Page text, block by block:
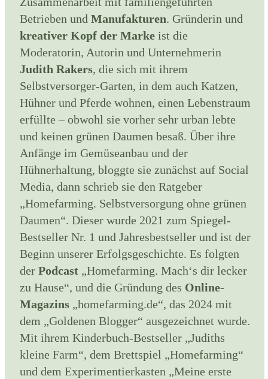
Betrieben und Manufakturen. Gründerin und
kreativer Kopf der Marke ist die
Moderatorin, Autorin und Unternehmerin
Judith Rakers, die sich mit ihrem
Selbstversorger-Garten, in dem auch Katzen,
Hühner und Pferde wohnen, einen Lebenstraum
erfüllte – obwohl sie vorher sehr urban lebte
und keinen grünen Daumen besaß. Über ihre
Anfänge im Gemüseanbau und der
Hühnerhaltung, bloggte sie zunächst auf Social
Media, dann schrieb sie den Ratgeber
„Homefarming. Selbstversorgung ohne grünen
Daumen“. Dieser wurde 2021 zum Spiegel-
Bestseller Nr. 1 und Jahresbestseller und ist der
Beginn unserer Erfolgsgeschichte. Es folgten
der Podcast „Homefarming. Mach‘s dir lecker
zu Hause“, und die Gründung des Online-
Magazins „homefarming.de“, das 2024 mit
dem „Goldenen Blogger“ ausgezeichnet wurde.
Mit ihrem Kinderbuch-Bestseller „Judiths
kleine Farm“, dem Brettspiel „Homefarming“
und dem Experimentierkasten „Meine erste